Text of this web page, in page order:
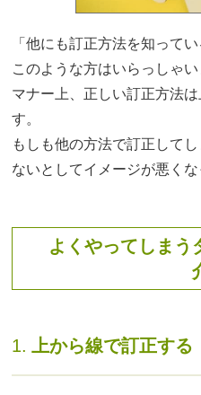
「他にも訂正方法を知ってい
このような方はいらっしゃい
マナー上、正しい訂正方法
す。
もしも他の方法で訂正して
ないとしてイメージが悪くな
よくやってしまう
1. 上から線で訂正する